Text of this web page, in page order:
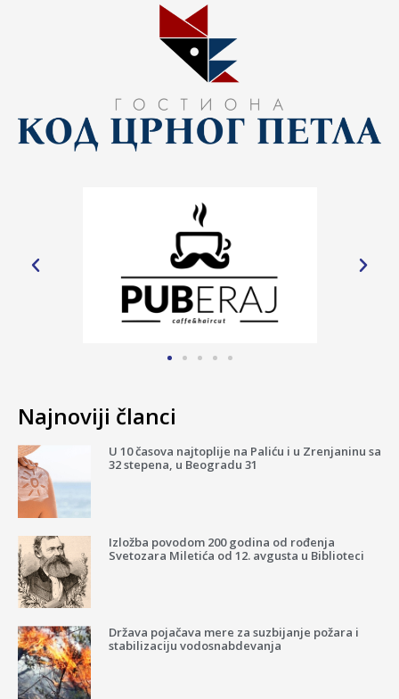
Najnoviji članci
U 10 časova najtoplije na Paliću i u Zrenjaninu sa
32 stepena, u Beogradu 31
Izložba povodom 200 godina od rođenja
Svetozara Miletića od 12. avgusta u Biblioteci
Država pojačava mere za suzbijanje požara i
stabilizaciju vodosnabdevanja